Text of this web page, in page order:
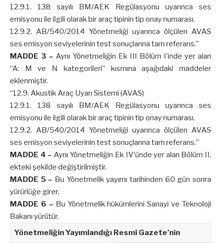
12.9.1. 138 sayılı BM/AEK Regülasyonu uyarınca ses
emisyonu ile ilgili olarak bir araç tipinin tip onay numarası.
12.9.2. AB/540/2014 Yönetmeliği uyarınca ölçülen AVAS
ses emisyon seviyelerinin test sonuçlarına tam referans.”
MADDE 3 – Aynı Yönetmeliğin Ek III Bölüm I’inde yer alan
“A: M ve N kategorileri” kısmına aşağıdaki maddeler
eklenmiştir.
“12.9. Akustik Araç Uyarı Sistemi (AVAS)
12.9.1. 138 sayılı BM/AEK Regülasyonu uyarınca ses
emisyonu ile ilgili olarak bir araç tipinin tip onay numarası.
12.9.2. AB/540/2014 Yönetmeliği uyarınca ölçülen AVAS
ses emisyon seviyelerinin test sonuçlarına tam referans.”
MADDE 4 – Aynı Yönetmeliğin Ek IV’ünde yer alan Bölüm II,
ekteki şekilde değiştirilmiştir.
MADDE 5 – Bu Yönetmelik yayımı tarihinden 60 gün sonra
yürürlüğe girer.
MADDE 6 – Bu Yönetmelik hükümlerini Sanayi ve Teknoloji
Bakanı yürütür.
Yönetmeliğin Yayımlandığı Resmî Gazete’nin